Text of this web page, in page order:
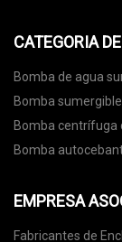
CATEGORIA
Bomba de agua
Bomba
residuales
Bomba centrífuga
Bomba
EMPRESA
Fabricantes de